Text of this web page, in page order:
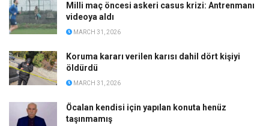
Milli maç öncesi askeri casus krizi: Antrenmanı
videoya aldı
MARCH 31, 2026
Koruma kararı verilen karısı dahil dört kişiyi
öldürdü
MARCH 31, 2026
Öcalan kendisi için yapılan konuta henüz
taşınmamış